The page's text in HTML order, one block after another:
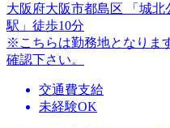
大阪府大阪市都島区 「城
駅」徒歩10分
※こちらは勤務地となりま
確認下さい。
交通費支給
未経験OK